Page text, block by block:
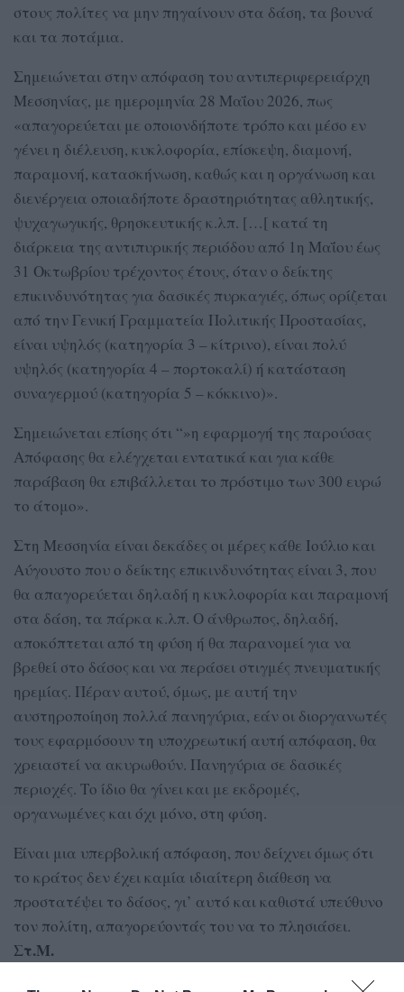
στους πολίτες να μην πηγαίνουν στα δάση, τα βουνά
και τα ποτάμια.
Σημειώνεται στην απόφαση του αντιπεριφερειάρχη
Μεσσηνίας, με ημερομηνία 28 Μαΐου 2026, πως
«απαγορεύεται με οποιονδήποτε τρόπο και μέσο εν
γένει η διέλευση, κυκλοφορία, επίσκεψη, διαμονή,
παραμονή, κατασκήνωση, καθώς και η οργάνωση και
διενέργεια οποιαδήποτε δραστηριότητας αθλητικής,
ψυχαγωγικής, θρησκευτικής κ.λπ. […[ κατά τη
διάρκεια της αντιπυρικής περιόδου από 1η Μαΐου έως
31 Οκτωβρίου τρέχοντος έτους, όταν ο δείκτης
επικινδυνότητας για δασικές πυρκαγιές, όπως ορίζεται
από την Γενική Γραμματεία Πολιτικής Προστασίας,
είναι υψηλός (κατηγορία 3 – κίτρινο), είναι πολύ
υψηλός (κατηγορία 4 – πορτοκαλί) ή κατάσταση
συναγερμού (κατηγορία 5 – κόκκινο)».
Σημειώνεται επίσης ότι “»η εφαρμογή της παρούσας
Απόφασης θα ελέγχεται εντατικά και για κάθε
παράβαση θα επιβάλλεται το πρόστιμο των 300 ευρώ
το άτομο».
Στη Μεσσηνία είναι δεκάδες οι μέρες κάθε Ιούλιο και
Αύγουστο που ο δείκτης επικινδυνότητας είναι 3, που
θα απαγορεύεται δηλαδή η κυκλοφορία και παραμονή
στα δάση, τα πάρκα κ.λπ. Ο άνθρωπος, δηλαδή,
αποκόπτεται από τη φύση ή θα παρανομεί για να
βρεθεί στο δάσος και να περάσει στιγμές πνευματικής
ηρεμίας. Πέραν αυτού, όμως, με αυτή την
αυστηροποίηση πολλά πανηγύρια, εάν οι διοργανωτές
τους εφαρμόσουν τη υποχρεωτική αυτή απόφαση, θα
χρειαστεί να ακυρωθούν. Πανηγύρια σε δασικές
περιοχές. Το ίδιο θα γίνει και με εκδρομές,
οργανωμένες και όχι μόνο, στη φύση.
Είναι μια υπερβολική απόφαση, που δείχνει όμως ότι
το κράτος δεν έχει καμία ιδιαίτερη διάθεση να
προστατέψει το δάσος, γι’ αυτό και καθιστά υπεύθυνο
τον πολίτη, απαγορεύοντάς του να το πλησιάσει.
Στ.Μ.